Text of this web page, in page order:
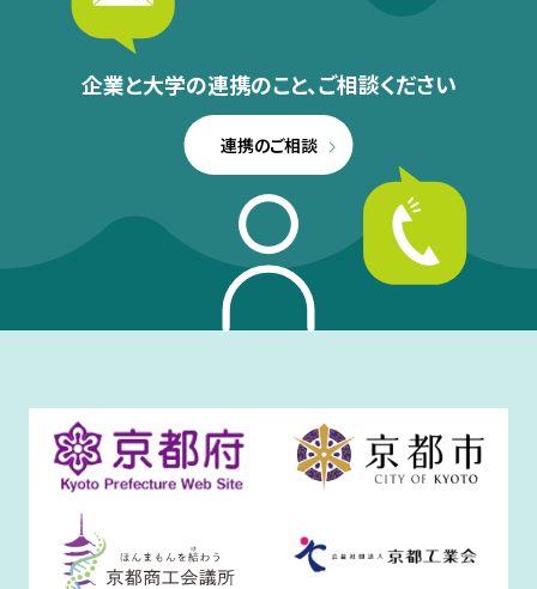
企業と大学の連携のこと、ご相談ください
連携のご相談